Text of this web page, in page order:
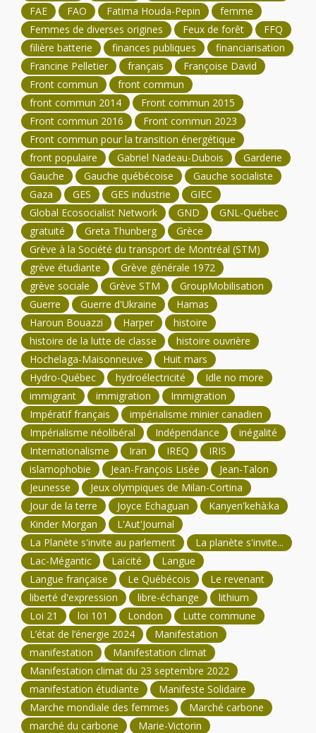
FAE
FAO Fatima Houda-Pepin
femme
Femmes de diverses origines
Feux de forêt
FFQ
filière batterie
finances publiques
financiarisation
Francine Pelletier
français
Françoise David
Front commun
front commun
front commun 2014
Front commun 2015
Front commun 2016
Front commun 2023
Front commun pour la transition énergétique
front populaire
Gabriel Nadeau-Dubois
Garderie
Gauche
Gauche québécoise
Gauche socialiste
Gaza
GES GES industrie
GIEC
Global Ecosocialist Network
GND
GNL-Québec
gratuité
Greta Thunberg
Grèce
Grève à la Société du transport de Montréal (STM)
grève étudiante
Grève générale 1972
grève sociale
Grève STM
GroupMobilisation
Guerre
Guerre d'Ukraine
Hamas
Haroun Bouazzi
Harper
histoire
histoire de la lutte de classe
histoire ouvrière
Hochelaga-Maisonneuve
Huit mars
Hydro-Québec
hydroélectricité
Idle no more
immigrant
immigration
Immigration
Impératif français
impérialisme minier canadien
Impérialisme néolibéral
Indépendance
inégalité
Internationalisme
Iran IREQ
IRIS
islamophobie
Jean-François Lisée
Jean-Talon
Jeunesse
Jeux olympiques de Milan-Cortina
Jour de la terre
Joyce Echaguan
Kanyen'kehà:ka
Kinder Morgan
L'Aut'Journal
La Planète s'invite au parlement
La planète s'invite...
Lac-Mégantic
Laïcité
Langue
Langue française
Le Québécois
Le revenant
liberté d'expression
libre-échange
lithium
Loi 21
loi 101 London
Lutte commune
L’état de l’énergie 2024
Manifestation
manifestation
Manifestation climat
Manifestation climat du 23 septembre 2022
manifestation étudiante
Manifeste Solidaire
Marche mondiale des femmes
Marché carbone
marché du carbone
Marie-Victorin